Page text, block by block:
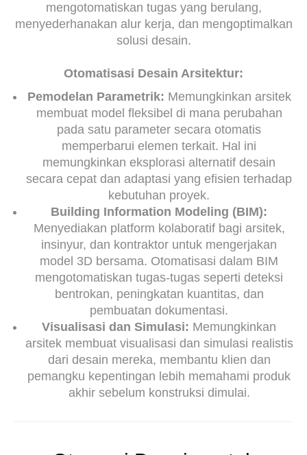
mengotomatiskan tugas yang berulang,
menyederhanakan alur kerja, dan mengoptimalkan
solusi desain.
Otomatisasi Desain Arsitektur:
Pemodelan Parametrik: Memungkinkan arsitek
membuat model fleksibel di mana perubahan
pada satu parameter secara otomatis
memperbarui elemen terkait. Hal ini
memungkinkan eksplorasi alternatif desain
secara cepat dan adaptasi yang efisien terhadap
kebutuhan proyek.
Building Information Modeling (BIM):
Menyediakan platform kolaboratif bagi arsitek,
insinyur, dan kontraktor untuk mengerjakan
model 3D bersama. Otomatisasi dalam BIM
mengotomatiskan tugas-tugas seperti deteksi
bentrokan, peningkatan kuantitas, dan
pembuatan dokumentasi.
Visualisasi dan Simulasi: Memungkinkan
arsitek membuat visualisasi dan simulasi realistis
dari desain mereka, membantu klien dan
pemangku kepentingan lebih memahami produk
akhir sebelum konstruksi dimulai.